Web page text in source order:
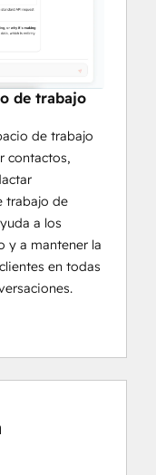
de trabajo
de trabajo
contactos,
trabajo de
a los
y a mantener la
en todas